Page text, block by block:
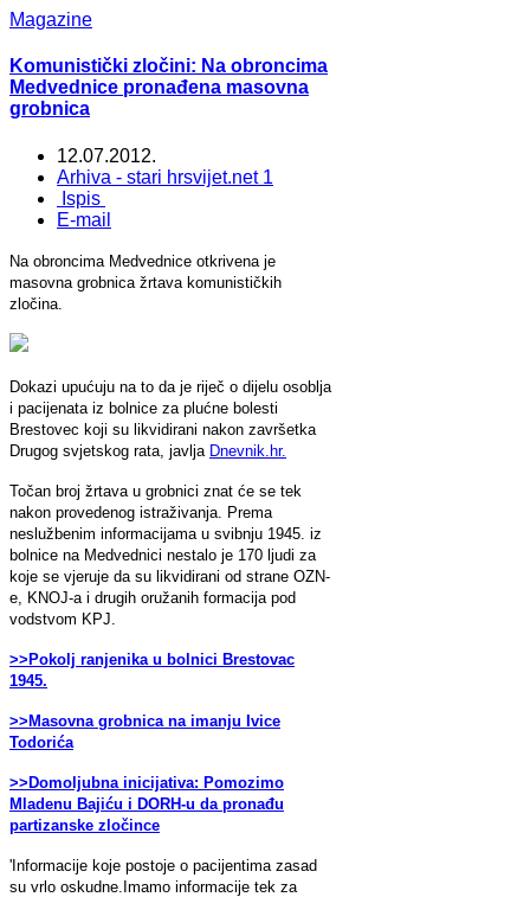
Magazine
Komunistički zločini: Na obroncima
Medvednice pronađena masovna
grobnica
12.07.2012.
Arhiva - stari hrsvijet.net 1
Ispis
E-mail
Na obroncima Medvednice otkrivena je
masovna grobnica žrtava komunističkih
zločina.
Dokazi upućuju na to da je riječ o dijelu osoblja
i pacijenata iz bolnice za plućne bolesti
Brestovec koji su likvidirani nakon završetka
Drugog svjetskog rata, javlja Dnevnik.hr.
Točan broj žrtava u grobnici znat će se tek
nakon provedenog istraživanja. Prema
neslužbenim informacijama u svibnju 1945. iz
bolnice na Medvednici nestalo je 170 ljudi za
koje se vjeruje da su likvidirani od strane OZN-
e, KNOJ-a i drugih oružanih formacija pod
vodstvom KPJ.
>>Pokolj ranjenika u bolnici Brestovac
1945.
>>Masovna grobnica na imanju Ivice
Todorića
>>Domoljubna inicijativa: Pomozimo
Mladenu Bajiću i DORH-u da pronađu
partizanske zločince
'Informacije koje postoje o pacijentima zasad
su vrlo oskudne.Imamo informacije tek za